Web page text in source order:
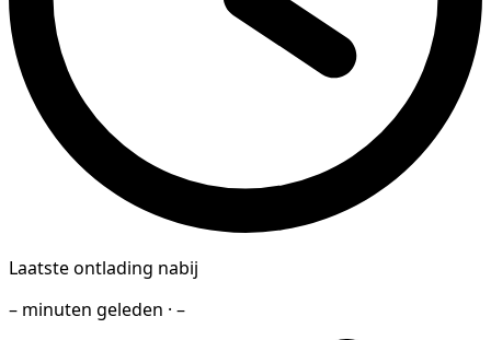
Laatste ontlading nabij
– minuten geleden · –